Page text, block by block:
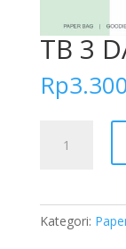
TB 3
Rp
Kategori: